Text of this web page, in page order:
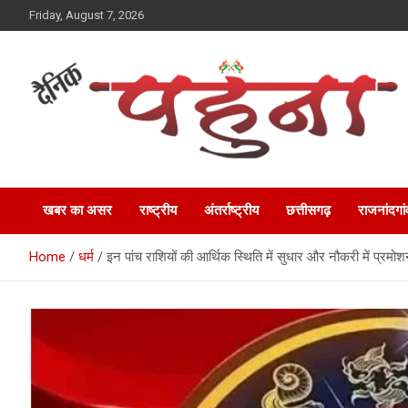
to
Friday, August 7, 2026
Dainik Pahuna
खबर का असर राष्ट्रीय अंतर्राष्ट्रीय छत्तीसगढ़
Home धर्म इन पांच राशियों की आर्थिक स्थिति में सुधार और नौकरी में